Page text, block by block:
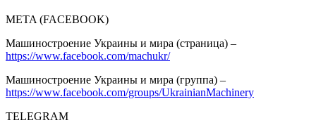
META (FACEBOOK)
Машиностроение Украины и мира (страница) –
https://www.facebook.com/machukr/
Машиностроение Украины и мира (группа) –
https://www.facebook.com/groups/UkrainianMachinery
TELEGRAM